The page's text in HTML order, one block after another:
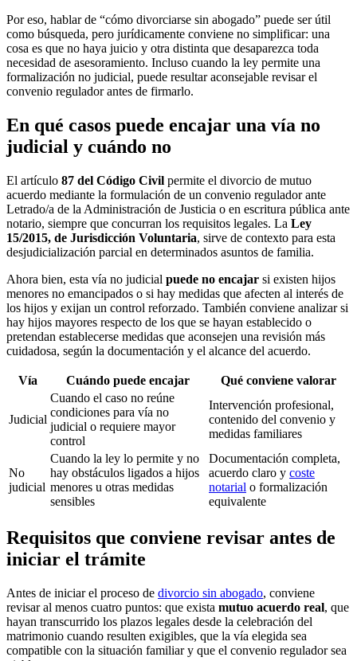
Por eso, hablar de “cómo divorciarse sin abogado” puede ser útil
como búsqueda, pero jurídicamente conviene no simplificar: una
cosa es que no haya juicio y otra distinta que desaparezca toda
necesidad de asesoramiento. Incluso cuando la ley permite una
formalización no judicial, puede resultar aconsejable revisar el
convenio regulador antes de firmarlo.
En qué casos puede encajar una vía no
judicial y cuándo no
El artículo 87 del Código Civil permite el divorcio de mutuo
acuerdo mediante la formulación de un convenio regulador ante
Letrado/a de la Administración de Justicia o en escritura pública ante
notario, siempre que concurran los requisitos legales. La Ley
15/2015, de Jurisdicción Voluntaria, sirve de contexto para esta
desjudicialización parcial en determinados asuntos de familia.
Ahora bien, esta vía no judicial puede no encajar si existen hijos
menores no emancipados o si hay medidas que afecten al interés de
los hijos y exijan un control reforzado. También conviene analizar si
hay hijos mayores respecto de los que se hayan establecido o
pretendan establecerse medidas que aconsejen una revisión más
cuidadosa, según la documentación y el alcance del acuerdo.
Vía Cuándo puede encajar Qué conviene valorar
Judicial
Cuando el caso no reúne
condiciones para vía no
judicial o requiere mayor
control
Intervención profesional,
contenido del convenio y
medidas familiares
No
judicial
Cuando la ley lo permite y no
hay obstáculos ligados a hijos
menores u otras medidas
sensibles
Documentación completa,
acuerdo claro y coste
notarial o formalización
equivalente
Requisitos que conviene revisar antes de
iniciar el trámite
Antes de iniciar el proceso de divorcio sin abogado, conviene
revisar al menos cuatro puntos: que exista mutuo acuerdo real, que
hayan transcurrido los plazos legales desde la celebración del
matrimonio cuando resulten exigibles, que la vía elegida sea
compatible con la situación familiar y que el convenio regulador sea